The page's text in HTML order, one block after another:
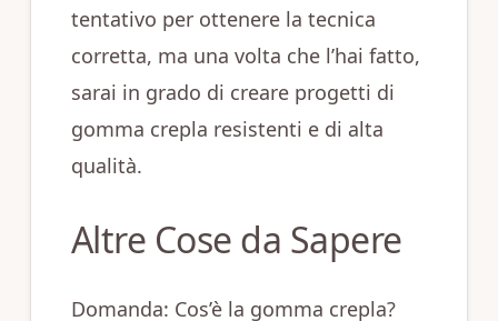
tentativo per ottenere la tecnica
corretta, ma una volta che l’hai fatto,
sarai in grado di creare progetti di
gomma crepla resistenti e di alta
qualità.
Altre Cose da Sapere
Domanda: Cos’è la gomma crepla?